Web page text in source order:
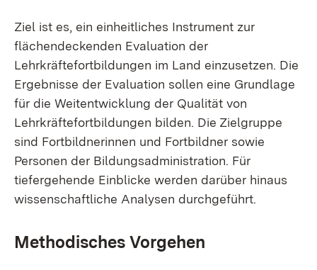
Ziel ist es, ein einheitliches Instrument zur
flächendeckenden Evaluation der
Lehrkräftefortbildungen im Land einzusetzen. Die
Ergebnisse der Evaluation sollen eine Grundlage
für die Weitentwicklung der Qualität von
Lehrkräftefortbildungen bilden. Die Zielgruppe
sind Fortbildnerinnen und Fortbildner sowie
Personen der Bildungsadministration. Für
tiefergehende Einblicke werden darüber hinaus
wissenschaftliche Analysen durchgeführt.
Methodisches Vorgehen